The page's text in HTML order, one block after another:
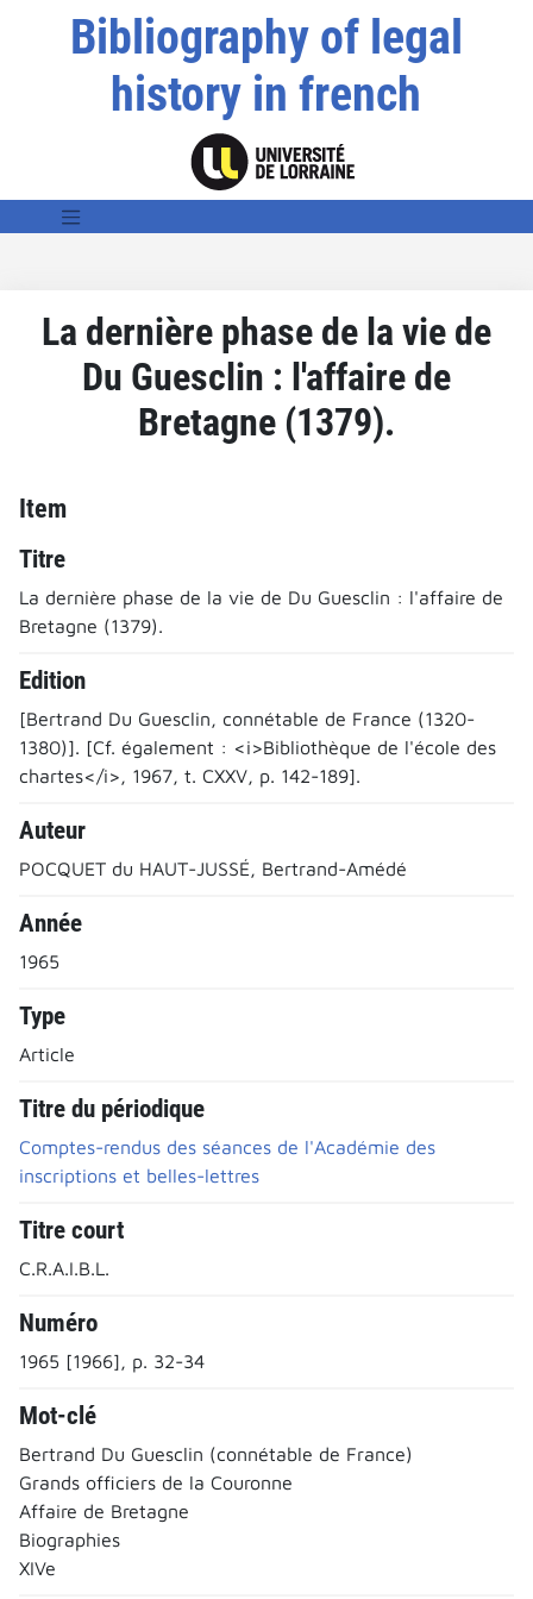
Bibliography of legal
history in french
La dernière phase de la vie de
Du Guesclin : l'affaire de
Bretagne (1379).
Item
Titre
La dernière phase de la vie de Du Guesclin : l'affaire de
Bretagne (1379).
Edition
[Bertrand Du Guesclin, connétable de France (1320-
1380)]. [Cf. également : <i>Bibliothèque de l'école des
chartes</i>, 1967, t. CXXV, p. 142-189].
Auteur
POCQUET du HAUT-JUSSÉ, Bertrand-Amédé
Année
1965
Type
Article
Titre du périodique
Comptes-rendus des séances de l'Académie des
inscriptions et belles-lettres
Titre court
C.R.A.I.B.L.
Numéro
1965 [1966], p. 32-34
Mot-clé
Bertrand Du Guesclin (connétable de France)
Grands officiers de la Couronne
Affaire de Bretagne
Biographies
XIVe